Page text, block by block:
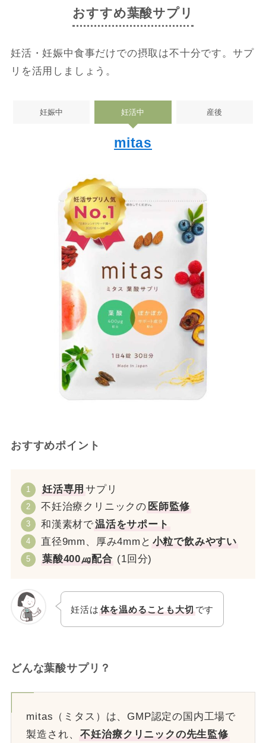
おすすめ葉酸サプリ
妊活・妊娠中食事だけでの摂取は不十分です。サプ
リを活用しましょう。
妊娠中 妊活中 産後
mitas
おすすめポイント
妊活専用 サプリ
不妊治療クリニックの 医師監修
和漢素材で温活をサポート
直径9mm、厚み4mmと 小粒で飲みやすい
葉酸400㎍配合 (1回分)
妊活は 体を温めることも大切です
どんな葉酸サプリ？
mitas（ミタス）は、GMP認定の国内工場で
製造され、
不妊治療クリニックの先生監修